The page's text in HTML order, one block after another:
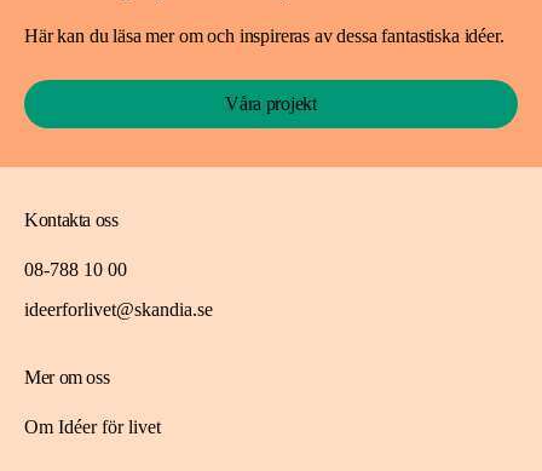
Här kan du läsa mer om och inspireras av dessa fantastiska idéer.
Våra projekt
Mer om oss
Om Idéer för livet
Kontakta oss
08-788 10 00
ideerforlivet@skandia.se